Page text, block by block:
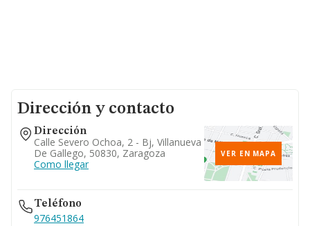
Dirección y contacto
Dirección
Calle Severo Ochoa, 2 - Bj, Villanueva
De Gallego, 50830, Zaragoza
Como llegar
VER EN MAPA
Teléfono
976451864